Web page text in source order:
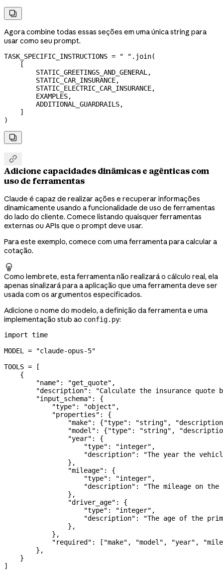

Agora combine todas essas seções em uma única string para
usar como seu prompt.
TASK_SPECIFIC_INSTRUCTIONS = " " .join(
    [
        STATIC_GREETINGS_AND_GENERAL
,
        STATIC_CAR_INSURANCE
,
        STATIC_ELECTRIC_CAR_INSURANCE
,
        EXAMPLES
,
        ADDITIONAL_GUARDRAILS
,
    ]
)


Adicione capacidades dinâmicas e agênticas com
uso de ferramentas
Claude é capaz de realizar ações e recuperar informações
dinamicamente usando a funcionalidade de uso de ferramentas
do lado do cliente. Comece listando quaisquer ferramentas
externas ou APIs que o prompt deve usar.
Para este exemplo, comece com uma ferramenta para calcular a
cotação.

Como lembrete, esta ferramenta não realizará o cálculo real, ela
apenas sinalizará para a aplicação que uma ferramenta deve ser
usada com os argumentos especificados.
Adicione o nome do modelo, a definição da ferramenta e uma
implementação stub ao config.py:
import time
MODEL
= "claude-opus-5"
TOOLS = [
    {
        "name"
: "get_quote" ,
        "description"
:
"Calculate the insurance quote
        "input_schema"
: {
            "type"
: "object" ,
            "properties"
: {
                "make"
: {"type" : "string" ,
                "model"
: {"type" : "string" ,
                "year"
: {
                    "type"
: "integer" ,
                    "description"
:
"The year the
                },
                "mileage"
: {
                    "type"
: "integer" ,
                    "description"
:
"The mileage on
                },
                "driver_age"
: {
                    "type"
: "integer" ,
                    "description"
:
"The age of the
                },
            },
            "required"
: [ "make" , "model" , "year" ,
        },
    }
]